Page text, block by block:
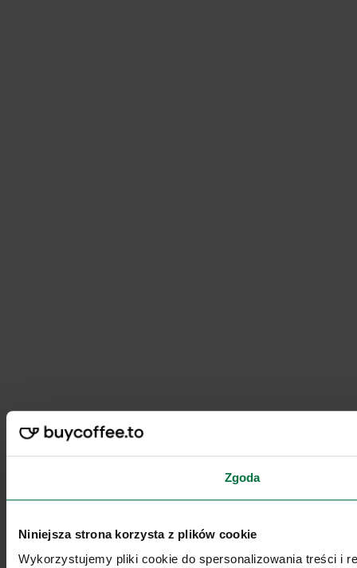
Zgoda
Niniejsza strona korzysta z plików cookie
Wykorzystujemy pliki cookie do spersonalizowania treści i